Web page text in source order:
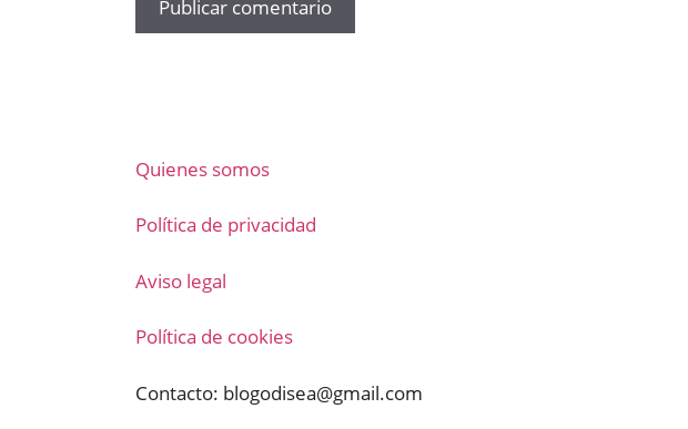
Quienes somos
Política de privacidad
Aviso legal
Política de cookies
Contacto: blogodisea@gmail.com